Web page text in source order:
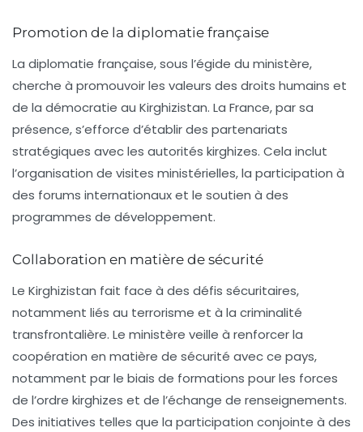
Promotion de la diplomatie française
La diplomatie française, sous l’égide du ministère,
cherche à promouvoir les valeurs des droits humains et
de la démocratie au Kirghizistan. La France, par sa
présence, s’efforce d’établir des partenariats
stratégiques avec les autorités kirghizes. Cela inclut
l’organisation de visites ministérielles, la participation à
des forums internationaux et le soutien à des
programmes de développement.
Collaboration en matière de sécurité
Le Kirghizistan fait face à des défis sécuritaires,
notamment liés au terrorisme et à la criminalité
transfrontalière. Le ministère veille à renforcer la
coopération en matière de sécurité avec ce pays,
notamment par le biais de formations pour les forces
de l’ordre kirghizes et de l’échange de renseignements.
Des initiatives telles que la participation conjointe à des